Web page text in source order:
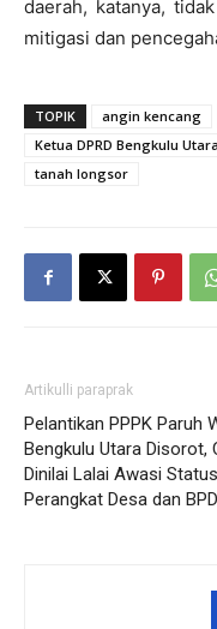
daerah, katanya,
mitigasi dan
TOPIK angin kencang
Ketua DPRD Bengkulu Utara
tanah longsor
Artikulli paraprak
Pelantikan PPPK Paruh
Bengkulu Utara Disorot,
Dinilai Lalai Awasi Status
Perangkat Desa dan BPD